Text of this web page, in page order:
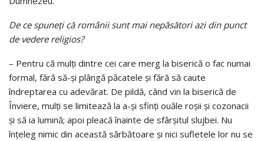
De ce spuneţi că românii sunt mai nepăsători azi din punct
de vedere religios?
– Pentru că mulţi dintre cei care merg la biserică o fac numai
formal, fără să-şi plângă păcatele şi fără să caute
îndreptarea cu adevărat. De pildă, când vin la biserică de
Înviere, mulţi se limitează la a-şi sfinţi ouăle roşii şi cozonacii
şi să ia lumină; apoi pleacă înainte de sfârşitul slujbei. Nu
înţeleg nimic din această sărbătoare şi nici sufletele lor nu se